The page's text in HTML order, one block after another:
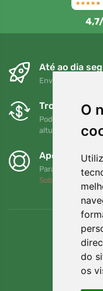
O
do
os
Até ao dia
Envio gratuito
Trocas e
Pode devolver ou
altura no prazo
Apoiamos a
Para cada
Sobre nós